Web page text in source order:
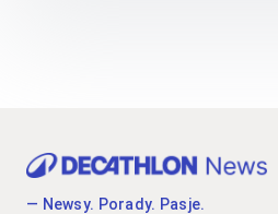
— Newsy. Porady. Pasje.